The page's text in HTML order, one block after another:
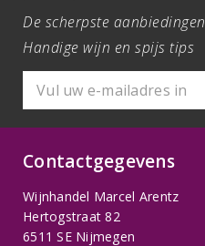
De scherpste aanbiedingen
Handige wijn en spijs tips
Contactgegevens
Wijnhandel Marcel Arentz
Hertogstraat 82
6511 SE Nijmegen